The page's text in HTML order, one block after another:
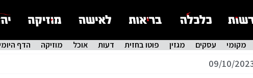
מקומי עסקים מגזין פוטו בחזית דעות אוכל מוזיקה הדף
09/10/